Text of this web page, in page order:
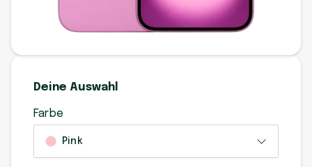
Deine Auswahl
Farbe
Pink